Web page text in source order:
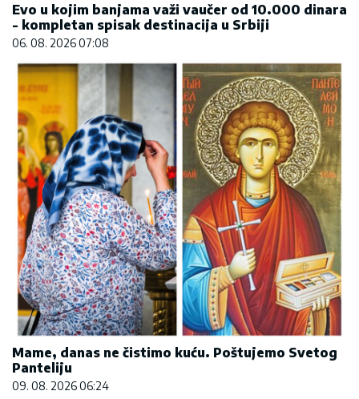
Evo u kojim banjama važi vaučer od 10.000 dinara
- kompletan spisak destinacija u Srbiji
06. 08. 2026 07:08
Mame, danas ne čistimo kuću. Poštujemo Svetog
Panteliju
09. 08. 2026 06:24